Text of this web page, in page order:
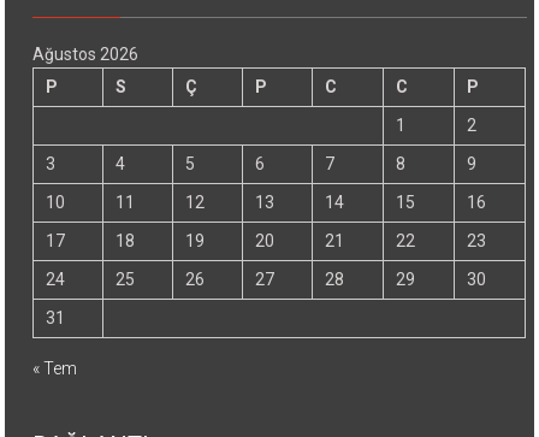
Ağustos 2026
P
S Ç P C C
P
1
2
3
4 5 6 7 8
9
10
11 12 13 14 15
16
17
18 19 20 21 22
23
24
25 26 27 28 29
30
31
« Tem